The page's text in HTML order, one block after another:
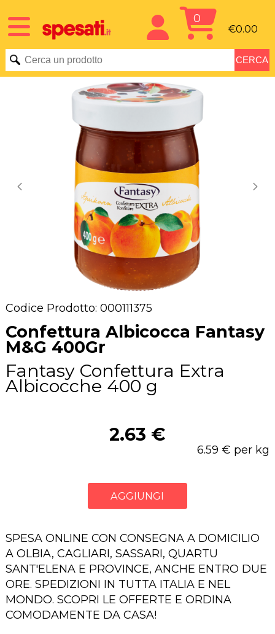
0
€0.00
Codice Prodotto: 000111375
Confettura Albicocca Fantasy
M&G 400Gr
Fantasy Confettura Extra
Albicocche 400 g
2.63 €
6.59 € per kg
AGGIUNGI
SPESA ONLINE CON CONSEGNA A DOMICILIO
A OLBIA, CAGLIARI, SASSARI, QUARTU
SANT'ELENA E PROVINCE, ANCHE ENTRO DUE
ORE. SPEDIZIONI IN TUTTA ITALIA E NEL
MONDO. SCOPRI LE OFFERTE E ORDINA
COMODAMENTE DA CASA!